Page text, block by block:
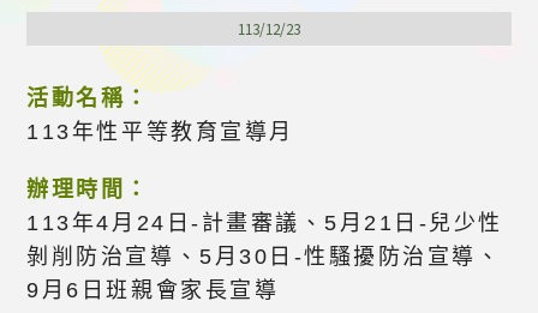
113/12/23
活動名稱：
113年性平等教育宣導月
辦理時間：
113年4月24日-計畫審議、5月21日-兒少性
剝削防治宣導、5月30日-性騷擾防治宣導、
9月6日班親會家長宣導